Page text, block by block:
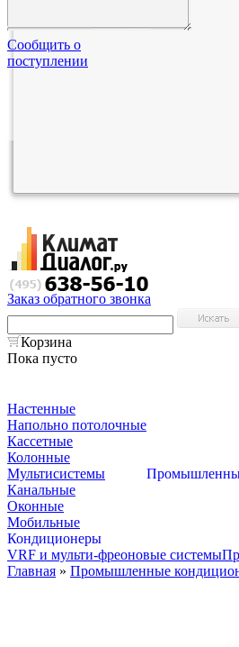
Сообщить о
поступлении
Заказ обратного звонка
Корзина
Пока пусто
Настенные
Напольно потолочные
Кассетные
Колонные
Мультисистемы
Канальные
Оконные
Мобильные
Кондиционеры
VRF и мульти-фреоновые системы
Главная » Промышленные